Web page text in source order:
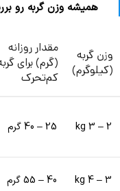
همیشه وزن گربه رو
وزن گربه
(کیلوگرم)
مقدار روزانه
(گرم) برای
کم‌تحرک
2 – 3 kg 25 – 40 گرم
3 – 4 kg 40 – 55 گرم